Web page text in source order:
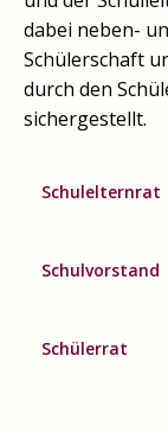
dabei neben-
Schülerschaft
durch den
sichergestellt.
Schulelternrat
Schulvorstand
Schülerrat